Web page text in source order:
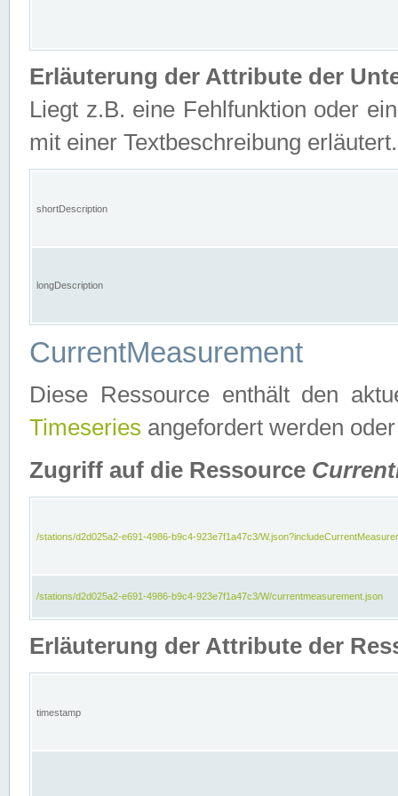
Erläuterung der Attribute der
Liegt z.B. eine Fehlfunktion oder
mit einer Textbeschreibung erläutert.
shortDescription
longDescription
CurrentMeasurement
Diese Ressource enthält den
Timeseries angefordert werden
Zugriff auf die Ressource
/stations/d2d025a2-e691-4986-b9c4-923e7f1a47c3/
/stations/d2d025a2-e691-4986-b9c4-923e7f1a47c3/W/currentmeasurement.json
Erläuterung der Attribute der
timestamp